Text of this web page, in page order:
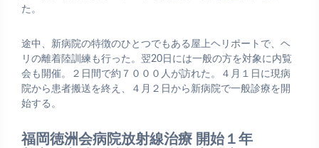
た。
途中、新病院の特徴のひとつでもある屋上ヘリポートで、ヘ
リの離着陸訓練も行った。翌20日には一般の方を対象に内覧
会も開催。２日間で約７０００人が訪れた。４月１日に現病
院から患者搬送を終え、４月２日から新病院で一般診療を開
始する。
福岡徳洲会病院放射線治療 開始１年